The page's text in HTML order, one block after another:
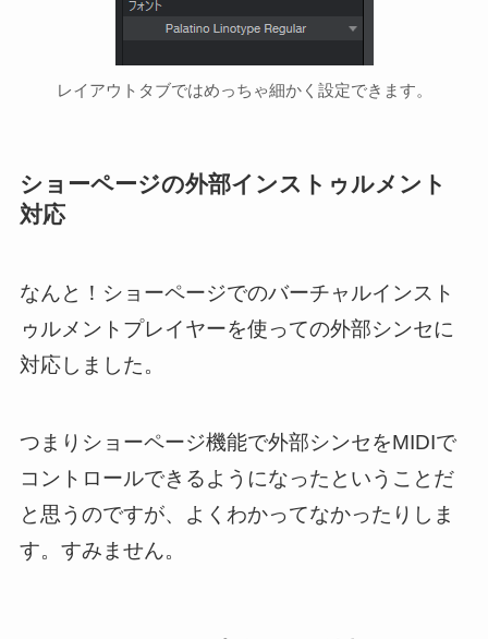
レイアウトタブではめっちゃ細かく設定できます。
ショーページの外部インストゥルメント
対応
なんと！ショーページでのバーチャルインスト
ゥルメントプレイヤーを使っての外部シンセに
対応しました。
つまりショーページ機能で外部シンセをMIDIで
コントロールできるようになったということだ
と思うのですが、よくわかってなかったりしま
す。すみません。